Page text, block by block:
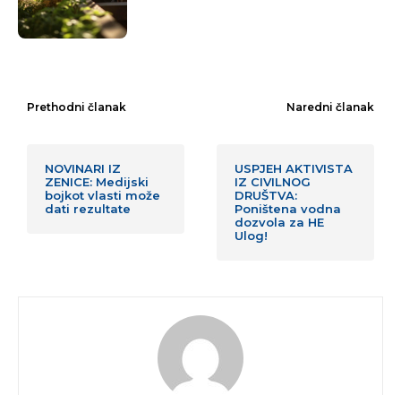
Prethodni članak
NOVINARI IZ
ZENICE: Medijski
bojkot vlasti može
dati rezultate
Naredni članak
USPJEH AKTIVISTA
IZ CIVILNOG
DRUŠTVA:
Poništena vodna
dozvola za HE
Ulog!